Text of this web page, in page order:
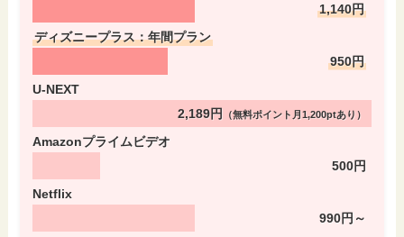
1,140円
ディズニープラス：年間プラン
950円
U-NEXT
2,189円
（無料ポイント月1,200ptあり）
Amazonプライムビデオ
500円
Netflix
990円～